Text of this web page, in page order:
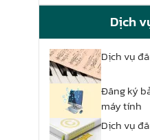
Dịch
Dịch vụ
Đăng ký
máy tính
Dịch vụ